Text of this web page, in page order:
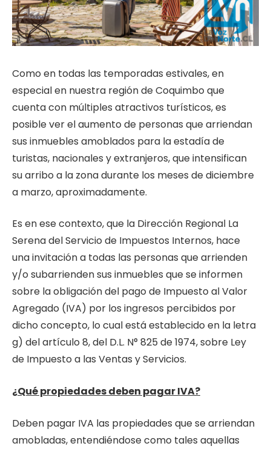
Como en todas las temporadas estivales, en
especial en nuestra región de Coquimbo que
cuenta con múltiples atractivos turísticos, es
posible ver el aumento de personas que arriendan
sus inmuebles amoblados para la estadía de
turistas, nacionales y extranjeros, que intensifican
su arribo a la zona durante los meses de diciembre
a marzo, aproximadamente.
Es en ese contexto, que la Dirección Regional La
Serena del Servicio de Impuestos Internos, hace
una invitación a todas las personas que arrienden
y/o subarrienden sus inmuebles que se informen
sobre la obligación del pago de Impuesto al Valor
Agregado (IVA) por los ingresos percibidos por
dicho concepto, lo cual está establecido en la letra
g) del artículo 8, del D.L. N° 825 de 1974, sobre Ley
de Impuesto a las Ventas y Servicios.
¿Qué propiedades deben pagar IVA?
Deben pagar IVA las propiedades que se arriendan
amobladas, entendiéndose como tales aquellas